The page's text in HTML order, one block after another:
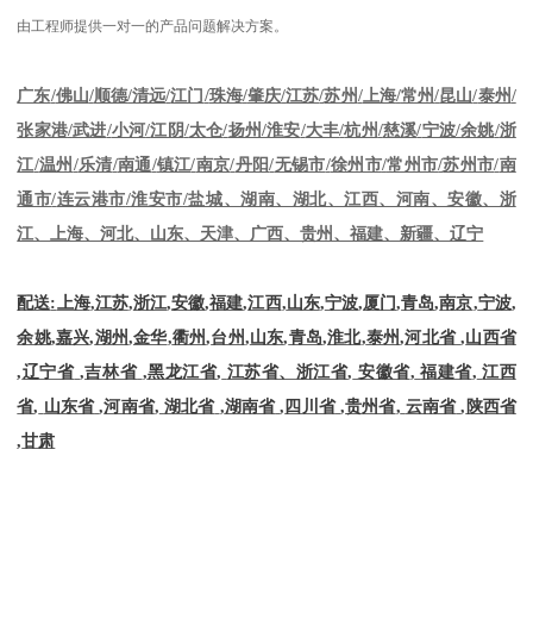
由工程师提供一对一的产品问题解决方案。
广东/佛山/顺德/清远/江门 /珠海/肇庆/江苏/苏州/上海/常州/昆山/泰州/
张家港/武进/小河/江阴/太仓/扬州/淮安/大丰/杭州/慈溪/宁波/余姚/浙
江/温州/乐清/南通/镇江/南京/丹阳/无锡市/徐州市/常州市/苏州市/南
通市/连云港市/淮安市/盐城、湖南、湖北、江西、河南、安徽、浙
江、上海、河北、山东、天津、广西、贵州、福建、新疆、辽宁
配送: 上海,江苏,浙江,安徽,福建,江西,山东,宁波,厦门,青岛,南京,宁波,
余姚,嘉兴,湖州,金华,衢州,台州,山东,青岛,淮北,泰州,河北省 ,山西省
,辽宁省 ,吉林省 ,黑龙江省, 江苏省、浙江省, 安徽省, 福建省, 江西
省, 山东省 ,河南省, 湖北省 ,湖南省 , 四川省 ,贵州省, 云南省 , 陕西省
,甘肃